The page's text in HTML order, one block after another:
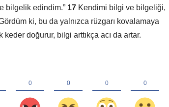
bilgelik edindim.” 17 Kendimi bilgi ve bilgeliği,
ki, bu da yalnızca rüzgarı kovalamaya
doğurur, bilgi arttıkça acı da artar.